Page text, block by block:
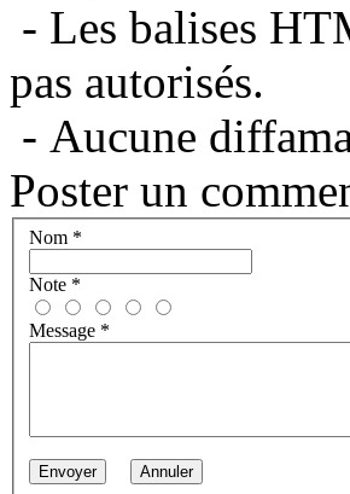
- Les balises
pas autorisés.
- Aucune
Poster un
Nom *
Note *
Message *